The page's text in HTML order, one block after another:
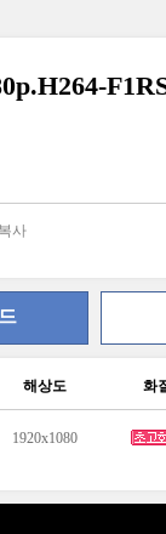
사
해상도 화
1920x1080